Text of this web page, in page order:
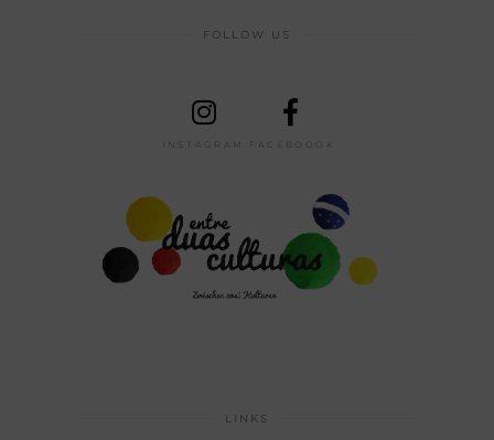
FOLLOW US
INSTAGRAM FACEBOOOK
LINKS